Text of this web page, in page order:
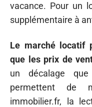
vacance. Pour un
supplémentaire à
Le marché locatif
que les prix de
un décalage
permettent de
immobilier.fr, la